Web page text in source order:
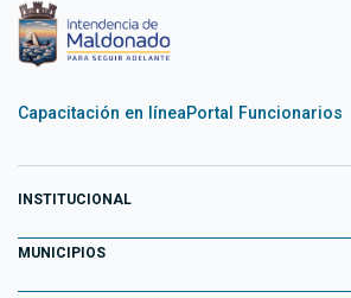
Capacitación en líneaPortal Funcionarios
INSTITUCIONAL
Equipo de Gobierno
Primeros 100 días
MUNICIPIOS